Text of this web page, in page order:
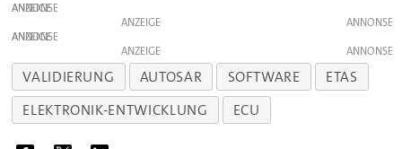
ANZEIGE
ANZEIGE
ANZEIGE
ANZEIGE
VALIDIERUNG AUTOSAR SOFTWARE
ETAS
ELEKTRONIK-ENTWICKLUNG
ECU